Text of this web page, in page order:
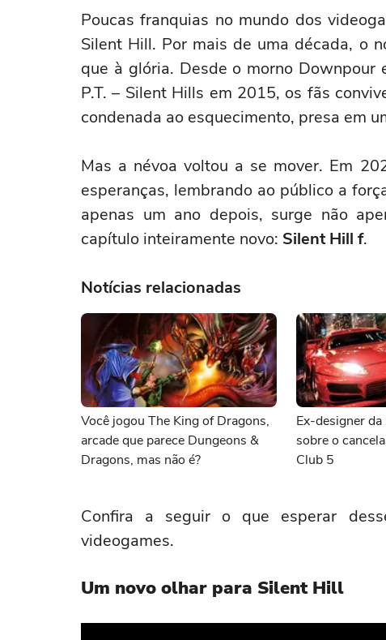
Poucas franquias no mundo dos
Silent Hill. Por mais de uma década, o
que à glória. Desde o morno
P.T. – Silent Hills em 2015, os fãs
condenada ao esquecimento, presa em
Mas a névoa voltou a se mover. Em
esperanças, lembrando ao público a
apenas um ano depois, surge não
capítulo inteiramente novo: Silent Hill f.
Notícias relacionadas
Você jogou The King of Dragons,
arcade que parece Dungeons &
Dragons, mas não é?
Ex-designer
sobre o
Club 5
Confira a seguir o que esperar
videogames.
Um novo olhar para Silent Hill